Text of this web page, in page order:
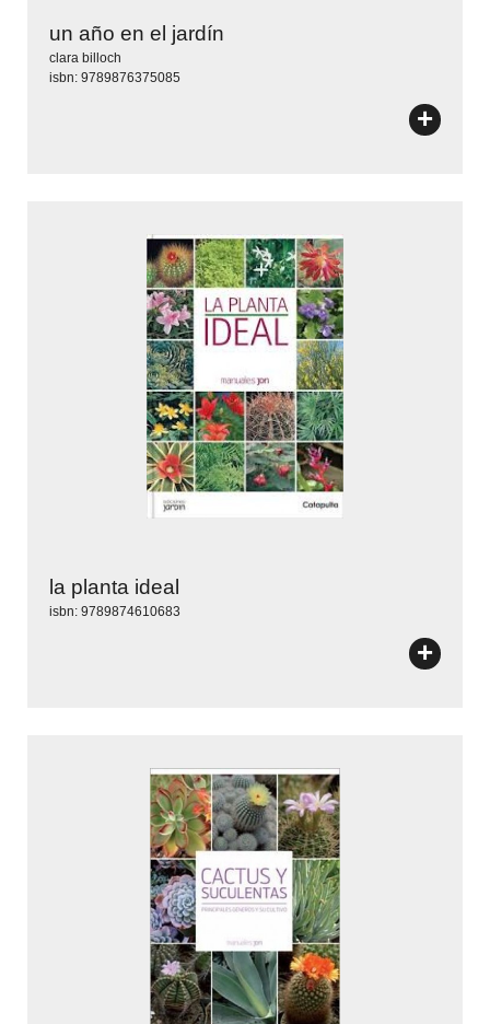
un año en el jardín
clara billoch
isbn: 9789876375085
+
la planta ideal
isbn: 9789874610683
+